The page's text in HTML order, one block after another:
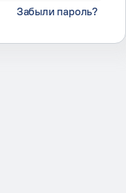
Забыли пароль?